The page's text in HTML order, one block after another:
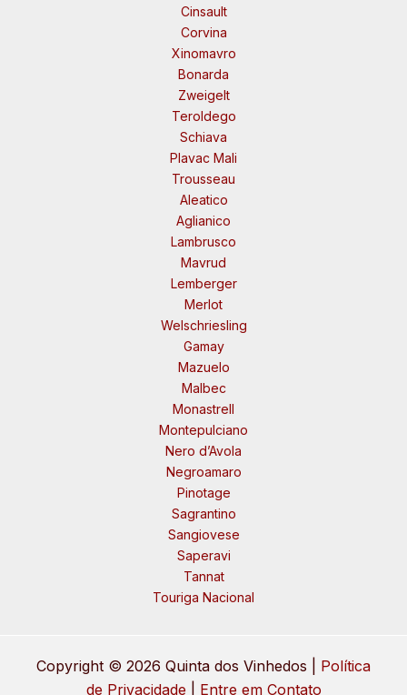
Cinsault
Corvina
Xinomavro
Bonarda
Zweigelt
Teroldego
Schiava
Plavac Mali
Trousseau
Aleatico
Aglianico
Lambrusco
Mavrud
Lemberger
Merlot
Welschriesling
Gamay
Mazuelo
Malbec
Monastrell
Montepulciano
Nero d’Avola
Negroamaro
Pinotage
Sagrantino
Sangiovese
Saperavi
Tannat
Touriga Nacional
Copyright © 2026 Quinta dos Vinhedos | Política
de Privacidade
Entre em Contato